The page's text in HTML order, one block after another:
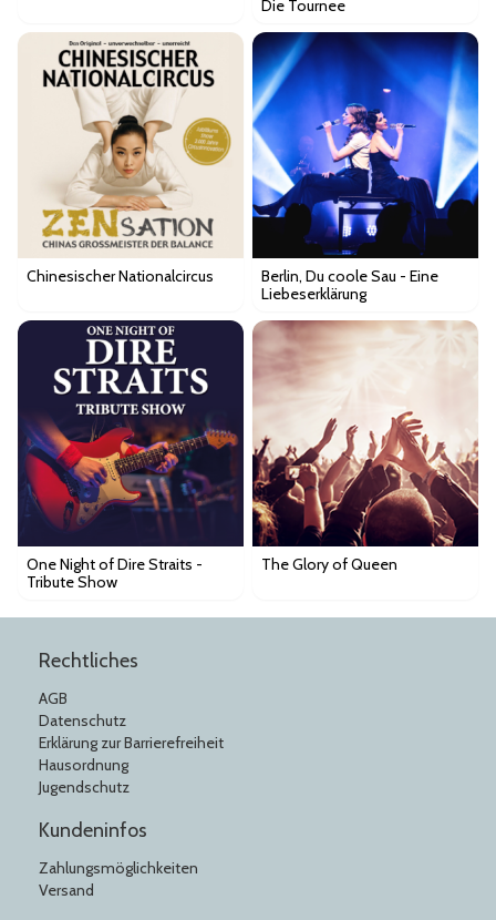
Die Tournee
Chinesischer Nationalcircus
Berlin, Du coole Sau - Eine
Liebeserklärung
One Night of Dire Straits -
Tribute Show
The Glory of Queen
Rechtliches
AGB
Datenschutz
Erklärung zur Barrierefreiheit
Hausordnung
Jugendschutz
Kundeninfos
Zahlungsmöglichkeiten
Versand